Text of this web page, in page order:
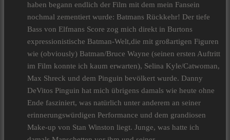
haben begann endlich der Film mit dem mein Fansein
nochmal zementiert wurde: Batmans Rückkehr! Der tiefe
Bass von Elfmans Score zog mich direkt in Burtons
expressionistische Batman-Welt,die mit großartigen Figuren
wie (obviously) Batman/Bruce Wayne (seinen ersten Auftritt
im Film konnte ich kaum erwarten), Selina Kyle/Catwoman,
Max Shreck und dem Pinguin bevölkert wurde. Danny
DeVitos Pinguin hat mich übrigens damals wie heute ohne
Ende fasziniert, was natürlich unter anderem an seiner
erinnerungswürdigen Performance und dem grandiosen
Make-up von Stan Winston liegt. Junge, was hatte ich